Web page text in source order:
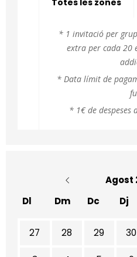
* 1 invitació per
extra per cada 20
* Data límit de
* 1€ de despeses
Agost
Dl
Dm Dc Dj
No hi ha cap activitat
27 28 29 30